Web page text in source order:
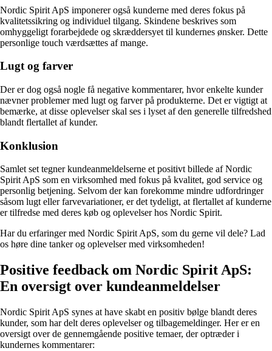
Nordic Spirit ApS imponerer også kunderne med deres fokus på
kvalitetssikring og individuel tilgang. Skindene beskrives som
omhyggeligt forarbejdede og skræddersyet til kundernes ønsker. Dette
personlige touch værdsættes af mange.
Lugt og farver
Der er dog også nogle få negative kommentarer, hvor enkelte kunder
nævner problemer med lugt og farver på produkterne. Det er vigtigt at
bemærke, at disse oplevelser skal ses i lyset af den generelle tilfredshed
blandt flertallet af kunder.
Konklusion
Samlet set tegner kundeanmeldelserne et positivt billede af Nordic
Spirit ApS som en virksomhed med fokus på kvalitet, god service og
personlig betjening. Selvom der kan forekomme mindre udfordringer
såsom lugt eller farvevariationer, er det tydeligt, at flertallet af kunderne
er tilfredse med deres køb og oplevelser hos Nordic Spirit.
Har du erfaringer med Nordic Spirit ApS, som du gerne vil dele? Lad
os høre dine tanker og oplevelser med virksomheden!
Positive feedback om Nordic Spirit ApS:
En oversigt over kundeanmeldelser
Nordic Spirit ApS synes at have skabt en positiv bølge blandt deres
kunder, som har delt deres oplevelser og tilbagemeldinger. Her er en
oversigt over de gennemgående positive temaer, der optræder i
kundernes kommentarer: